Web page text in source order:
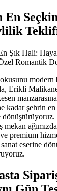
En
Şık Hali:
Romantik
Erikli
kadar şehrin
mekan
premium
eserine